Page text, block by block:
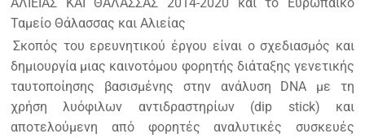
Ταμείο Θάλασσας και Αλιείας
Σκοπός του ερευνητικού έργου είναι ο σχεδιασμός και
δημιουργία μιας καινοτόμου φορητής διάταξης γενετικής
ταυτοποίησης βασισμένης στην ανάλυση DNA με τη
χρήση λυόφιλων αντιδραστηρίων (dip stick) και
αποτελούμενη από φορητές αναλυτικές συσκευές